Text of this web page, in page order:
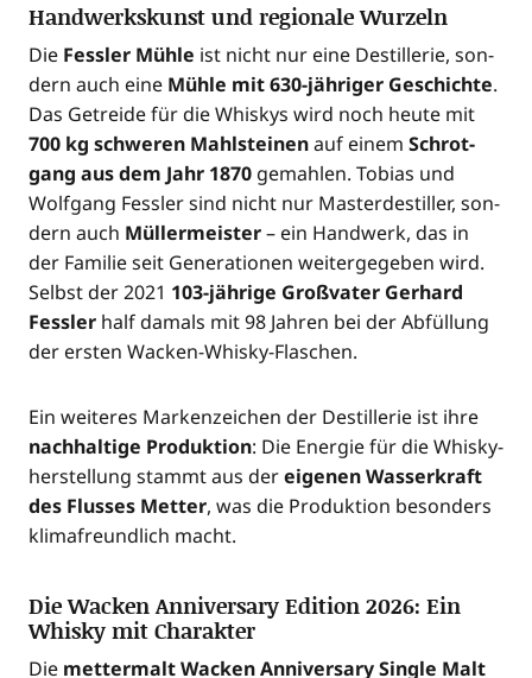
Handwerkskunst und regionale Wurzeln
Die Fess­ler Müh­le ist nicht nur eine Destil­le­rie, son­
dern auch eine Müh­le mit 630-jäh­ri­ger Geschich­te.
Das Getrei­de für die Whis­kys wird noch heu­te mit
700 kg schwe­ren Mahl­stei­nenauf einem Schrot­
gang aus dem Jahr 1870gemah­len. Tobi­as und
Wolf­gang Fess­ler sind nicht nur Mas­ter­de­stil­ler, son­
dern auch Mül­ler­meis­ter– ein Hand­werk, das in
der Fami­lie seit Gene­ra­tio­nen wei­ter­ge­ge­ben wird.
Selbst der 2021 103-jäh­ri­ge Groß­va­ter Ger­hard
Fess­lerhalf damals mit 98 Jah­ren bei der Abfül­lung
der ers­ten Wacken-Whisky-Flaschen.
Ein wei­te­res Mar­ken­zei­chen der Destil­le­rie ist ihre
nach­hal­ti­ge Pro­duk­ti­on: Die Ener­gie für die Whis­ky­
her­stel­lung stammt aus dereige­nen Was­ser­kraft
des Flus­ses Met­ter, was die Pro­duk­ti­on beson­ders
kli­ma­freund­lich macht.
Die Wacken Anniversary Edition 2026: Ein
Whisky mit Charakter
Die met­ter­malt Wacken Anni­ver­sa­ry Sin­gle Malt